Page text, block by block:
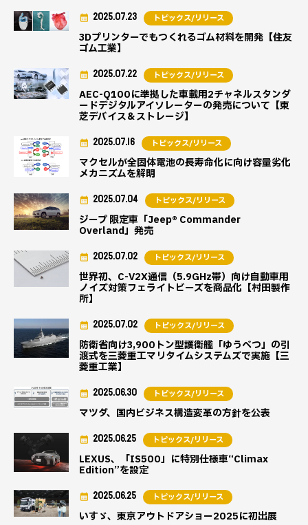
3Dプリンターでもつくれるゴム材料を開発【住友
ゴム工業】
2025.07.23 トピックス/リリース
AEC-Q100に準拠した車載用2チャネルスタンダ
ードデジタルアイソレーターの発売について【東
芝デバイス＆ストレージ】
2025.07.22 トピックス/リリース
マクセルが全固体電池の長寿命化に向け容量劣化
メカニズムを解明
2025.07.16 トピックス/リリース
ジープ 限定車「Jeep® Commander
Overland」発売
2025.07.04 トピックス/リリース
世界初、C-V2X通信（5.9GHz帯）向け自動車用
ノイズ対策フェライトビーズを商品化【村田製作
所】
2025.07.02 トピックス/リリース
防衛省向け3,900トン型護衛艦「ゆうべつ」の引
渡式を三菱重工マリタイムシステムズで実施【三
菱重工業】
2025.07.02 トピックス/リリース
マツダ、国内ビジネス構造変革の方針を公表
2025.06.30 トピックス/リリース
LEXUS、「IS500」に特別仕様車“Climax
Edition”を設定
2025.06.25 トピックス/リリース
いすゞ、東京アウトドアショー2025に初出展
2025.06.25 トピックス/リリース